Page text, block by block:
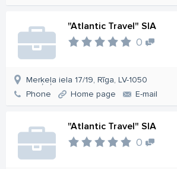
"Atlantic Travel" SIA
0
Merķeļa iela 17/19, Rīga, LV-1050
Phone
Home page E-mail
"Atlantic Travel" SIA
0